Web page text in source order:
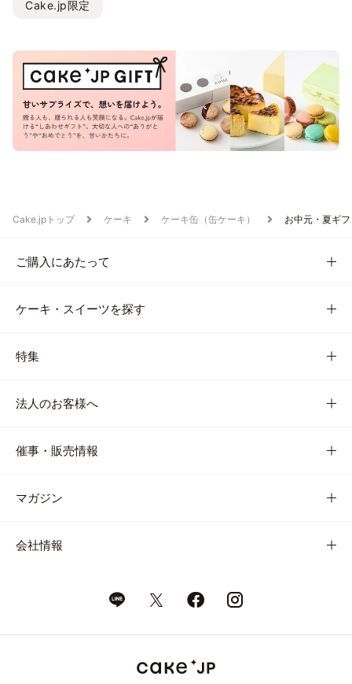
Cake.jp限定
Cake.jpトップ ケーキ ケーキ缶（缶ケーキ） お中元・夏ギ
ご購入にあたって
ケーキ・スイーツを探す
特集
法人のお客様へ
催事・販売情報
マガジン
会社情報